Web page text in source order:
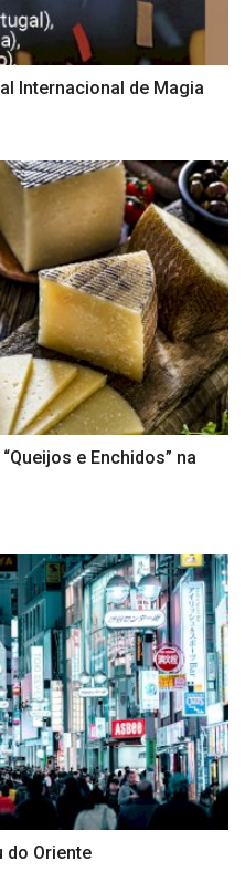
Internacional de Magia
e Enchidos” na
do Oriente